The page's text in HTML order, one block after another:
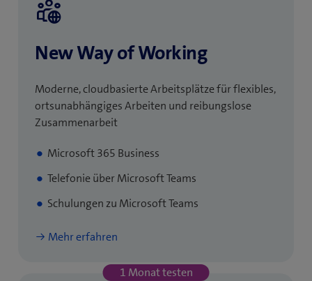
New Way of Working
Moderne, cloudbasierte Arbeitsplätze für flexibles,
ortsunabhängiges Arbeiten und reibungslose
Zusammenarbeit
Microsoft 365 Business
Telefonie über Microsoft Teams
Schulungen zu Microsoft Teams
Mehr erfahren
1 Monat testen